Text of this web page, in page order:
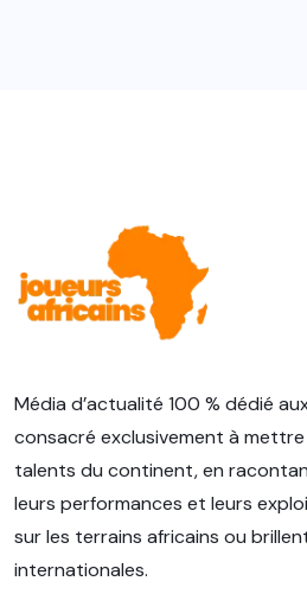
Média d’actualité 100 % dédié
consacré exclusivement à mettre
talents du continent, en
leurs performances et leurs
sur les terrains africains ou
internationales.